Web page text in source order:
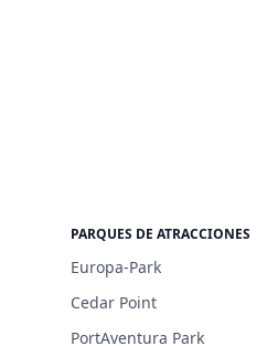
PARQUES DE ATRACCIONES
Europa-Park
Cedar Point
PortAventura Park